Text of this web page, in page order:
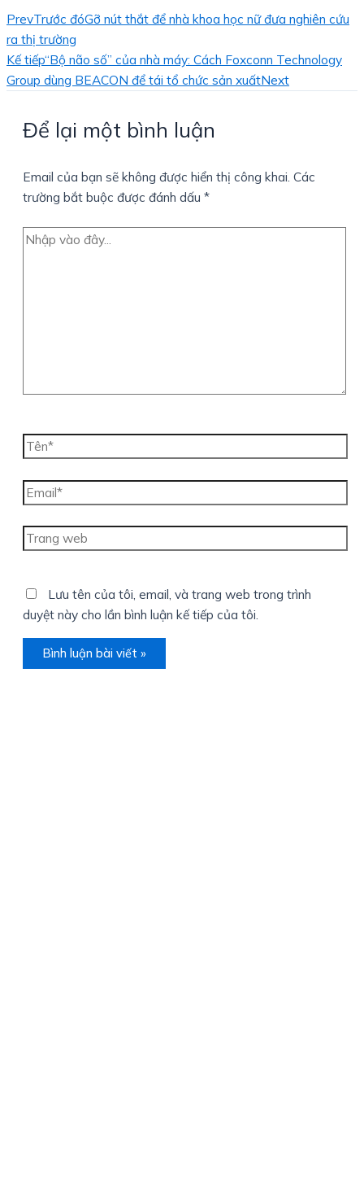
PrevTrước đóGỡ nút thắt để nhà khoa học nữ đưa nghiên cứu
ra thị trường
Kế tiếp“Bộ não số” của nhà máy: Cách Foxconn Technology
Group dùng BEACON để tái tổ chức sản xuấtNext
Để lại một bình luận
Email của bạn sẽ không được hiển thị công khai. Các
trường bắt buộc được đánh dấu *
Nhập
Tên*
Email*
Trang
web
Lưu tên của tôi, email, và trang web trong trình
duyệt này cho lần bình luận kế tiếp của tôi.